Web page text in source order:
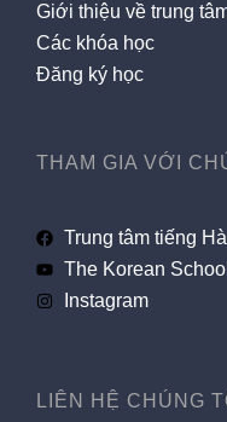
Giới thiệu về trung
Các khóa học
Đăng ký học
THAM GIA VỚI
Trung tâm tiếng
The Korean School
Instagram
LIÊN HỆ CHÚNG